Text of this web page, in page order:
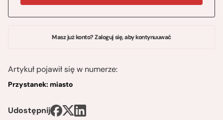
Masz już konto? Zaloguj się, aby kontynuuwać
Artykuł pojawił się w numerze:
Przystanek: miasto
Udostępnij